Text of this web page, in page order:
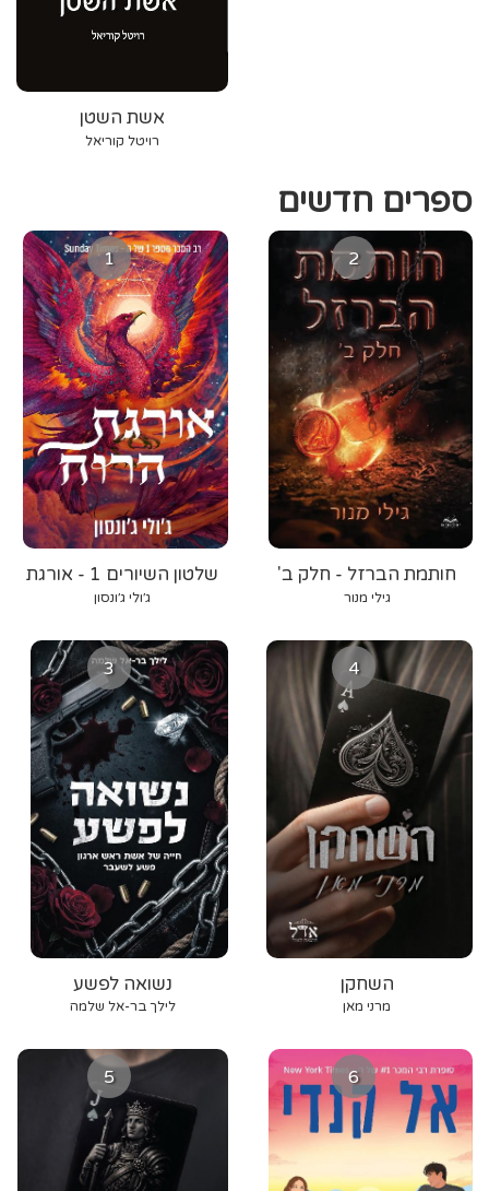
אשת השטן
רויטל קוריאל
ספרים חדשים
1
שלטון השיורים 1 - אורגת
הרוח
ג׳ולי ג׳ונסון
2
חותמת הברזל - חלק ב'
גילי מנור
3
נשואה לפשע
לילך בר-אל שלמה
4
השחקן
מרני מאן
5 6